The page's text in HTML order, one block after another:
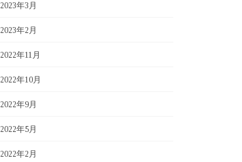
2023年3月
2023年2月
2022年11月
2022年10月
2022年9月
2022年5月
2022年2月